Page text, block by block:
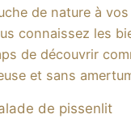
de nature à
connaissez les
de découvrir
et sans
de pissenlit